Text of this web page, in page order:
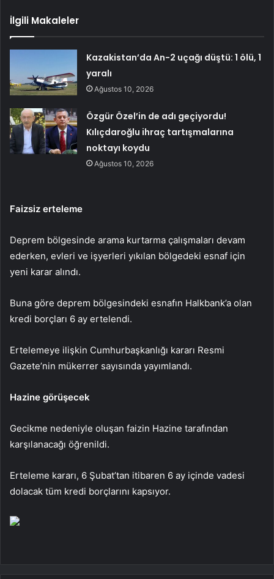
İlgili Makaleler
Kazakistan’da An-2 uçağı düştü: 1 ölü, 1
yaralı
Ağustos 10, 2026
Özgür Özel’in de adı geçiyordu!
Kılıçdaroğlu ihraç tartışmalarına
noktayı koydu
Ağustos 10, 2026
Faizsiz erteleme
Deprem bölgesinde arama kurtarma çalışmaları devam
ederken, evleri ve işyerleri yıkılan bölgedeki esnaf için
yeni karar alındı.
Buna göre deprem bölgesindeki esnafın Halkbank’a olan
kredi borçları 6 ay ertelendi.
Ertelemeye ilişkin Cumhurbaşkanlığı kararı Resmi
Gazete’nin mükerrer sayısında yayımlandı.
Hazine görüşecek
Gecikme nedeniyle oluşan faizin Hazine tarafından
karşılanacağı öğrenildi.
Erteleme kararı, 6 Şubat’tan itibaren 6 ay içinde vadesi
dolacak tüm kredi borçlarını kapsıyor.